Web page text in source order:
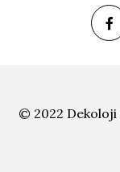
© 2022 Dekoloji